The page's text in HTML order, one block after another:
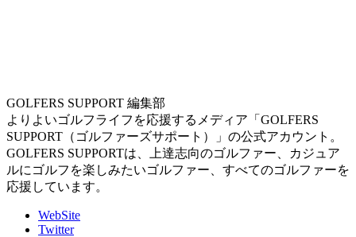
GOLFERS SUPPORT 編集部
よりよいゴルフライフを応援するメディア「GOLFERS
SUPPORT（ゴルファーズサポート）」の公式アカウント。
GOLFERS SUPPORTは、上達志向のゴルファー、カジュア
ルにゴルフを楽しみたいゴルファー、すべてのゴルファーを
応援しています。
WebSite
Twitter